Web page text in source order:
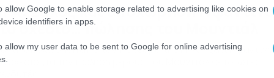
allow Google to enable storage related to advertising like cookies on
identifiers in apps.
allow my user data to be sent to Google for online advertising
Σάλος και υποχώρηση Ινφαντίνο
σχέδιο… πώλησης του Μουντιάλ
υποχώρηση από τον πρόεδρο της FIFA, Τζάνι Ινφαντίνο,
σχέδιο για την πώληση μέρους του Μουντιάλ σε ιδιώτες